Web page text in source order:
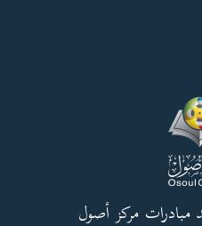
مبادرات مركز أصول